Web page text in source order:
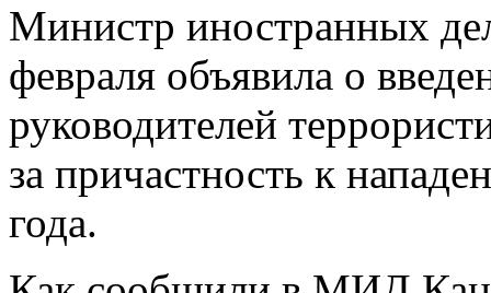
Министр иностранных
февраля объявила о
руководителей
за причастность к
года.